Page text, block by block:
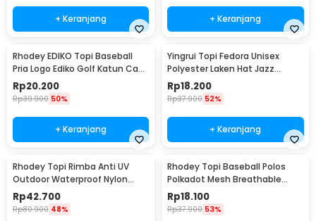
+ Keranjang + Keranjang
Rhodey EDIKO Topi Baseball
Pria Logo Ediko Golf Katun Cap
Long Visor - RB68
Rp20.200
Rp39.900 50%
+ Keranjang
Yingrui Topi Fedora Unisex
Polyester Laken Hat Jazz
Classic Vintage - M-58
Rp18.200
Rp37.900 52%
+ Keranjang
Rhodey Topi Rimba Anti UV
Outdoor Waterproof Nylon
Boonie Hat - AFS5
Rp42.700
Rp80.900 48%
Rhodey Topi Baseball Polos
Polkadot Mesh Breathable
Katun Poliester - MZ237
Rp18.100
Rp37.900 53%